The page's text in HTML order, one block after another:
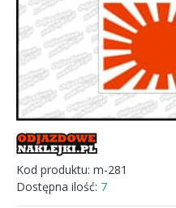
Kod produktu: m-281
Dostępna ilość: 7